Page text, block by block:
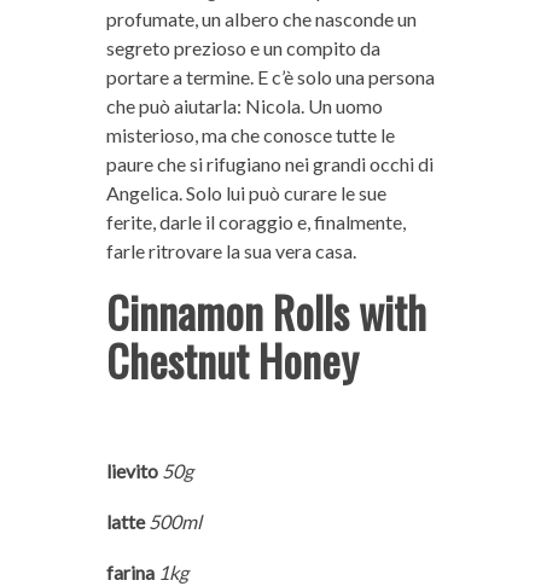
profumate, un albero che nasconde un
segreto prezioso e un compito da
portare a termine. E c’è solo una persona
che può aiutarla: Nicola. Un uomo
misterioso, ma che conosce tutte le
paure che si rifugiano nei grandi occhi di
Angelica. Solo lui può curare le sue
ferite, darle il coraggio e, finalmente,
farle ritrovare la sua vera casa.
Cinnamon Rolls with
Chestnut Honey
lievito 50g
latte 500ml
farina 1kg